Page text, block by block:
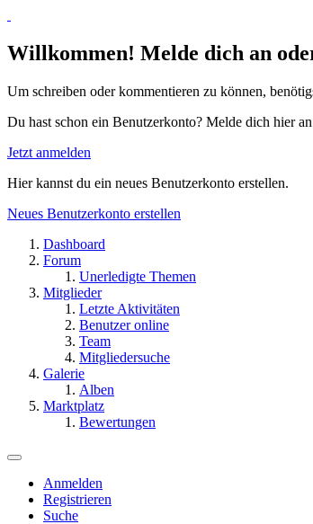
Willkommen! Melde dich an
Um schreiben oder kommentieren zu können,
Du hast schon ein Benutzerkonto? Melde dich hier
Jetzt anmelden
Hier kannst du ein neues Benutzerkonto erstellen.
Neues Benutzerkonto erstellen
Dashboard
Forum
Unerledigte Themen
Mitglieder
Letzte Aktivitäten
Benutzer online
Team
Mitgliedersuche
Galerie
Alben
Marktplatz
Bewertungen
Anmelden
Registrieren
Suche